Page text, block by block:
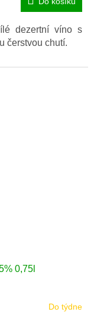
dezertní víno s
čerstvou chutí.
0,75l
Do týdne